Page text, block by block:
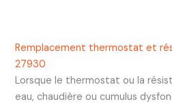
Remplacement thermostat et
27930
Lorsque le thermostat ou la
eau, chaudière ou cumulus